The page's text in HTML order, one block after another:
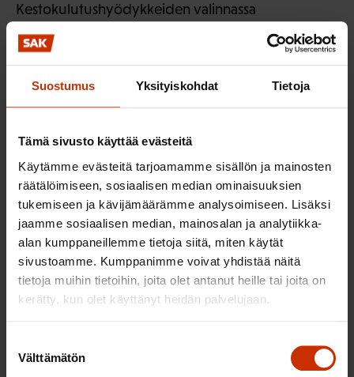
Suostumus Yksityiskohdat Tietoja
Tämä sivusto käyttää evästeitä
Käytämme evästeitä tarjoamamme sisällön ja mainosten
räätälöimiseen, sosiaalisen median ominaisuuksien
tukemiseen ja kävijämäärämme analysoimiseen. Lisäksi
jaamme sosiaalisen median, mainosalan ja analytiikka-
alan kumppaneillemme tietoja siitä, miten käytät
sivustoamme. Kumppanimme voivat yhdistää näitä
tietoja muihin tietoihin, joita olet antanut heille tai joita on
kerätty, kun olet käyttänyt heidän palvelujaan.
valinta
Välttämätön
Kestokulutushyödykkeiden valinnassa
asiakaspalvelun henkilökunta luo lisäarvoa
kuluttajalle ja kilpailuetua työnantajalleen
esittelijänä. Myös erikoiskaupan puolella
kilpailutekijäksi.
Tulevaisuusselon valmistelu
7. Mitä tulee mielestänne huomioida kaupan
tulevaisuusselonteon valmistelussa?
Kaupan alan työtehtävät saattavat eriytyä
entisestään digitalisaation ja verkkokaupan kasvun